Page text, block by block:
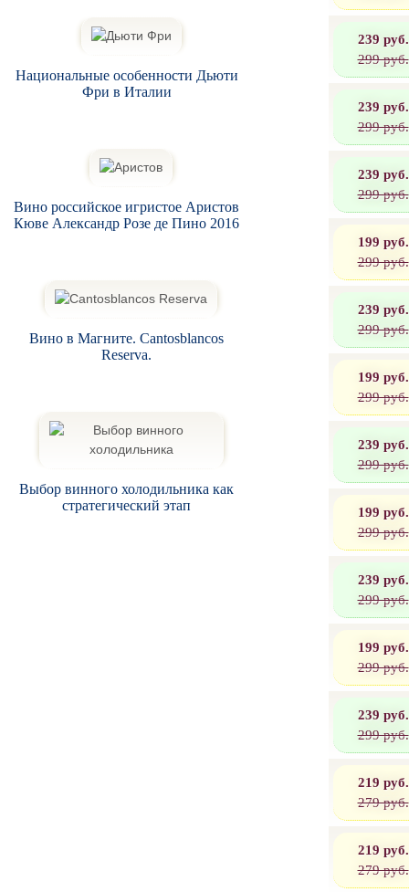
239 руб.
299 руб.
239 руб.
299 руб.
239 руб.
299 руб.
199 руб.
299 руб.
239 руб.
299 руб.
199 руб.
299 руб.
239 руб.
299 руб.
199 руб.
299 руб.
239 руб.
299 руб.
199 руб.
299 руб.
239 руб.
299 руб.
219 руб.
279 руб.
219 руб.
279 руб.
Национальные особенности Дьюти
Фри в Италии
Вино российское игристое Аристов
Кюве Александр Розе де Пино 2016
Вино в Магните. Cantosblancos
Reserva.
Выбор винного холодильника как
стратегический этап